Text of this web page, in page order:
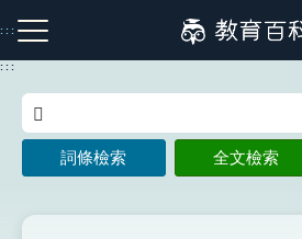
到
主
:::
注音索引圖示 筆畫索引圖示
:::
詞條檢索 全文檢索